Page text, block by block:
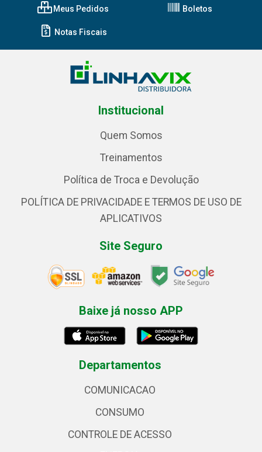
Meus Pedidos Boletos
Notas Fiscais
Institucional
Quem Somos
Treinamentos
Política de Troca e Devolução
POLÍTICA DE PRIVACIDADE E TERMOS DE USO DE
APLICATIVOS
Site Seguro
Baixe já nosso APP
Departamentos
COMUNICACAO
CONSUMO
CONTROLE DE ACESSO